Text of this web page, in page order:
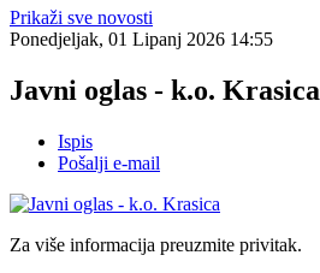
Prikaži sve novosti
Ponedjeljak, 01 Lipanj 2026 14:55
Javni oglas - k.o. Krasica
Ispis
Pošalji e-mail
Za više informacija preuzmite privitak.